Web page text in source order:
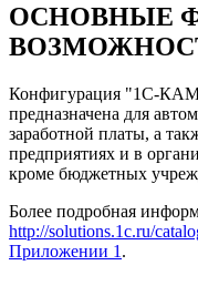
ОСНОВНЫЕ
Конфигурация "1C-
предназначена для
заработной платы, а
предприятиях и в
кроме бюджетных
Более подробная
http://solutions.1c.ru/
Приложении 1 .